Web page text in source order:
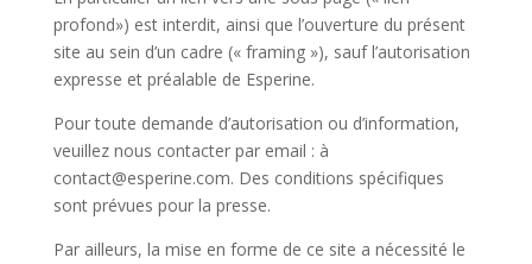
profond») est interdit, ainsi que l’ouverture du présent
site au sein d’un cadre (« framing »), sauf l’autorisation
expresse et préalable de Esperine.
Pour toute demande d’autorisation ou d’information,
veuillez nous contacter par email : à
contact@esperine.com. Des conditions spécifiques
sont prévues pour la presse.
Par ailleurs, la mise en forme de ce site a nécessité le